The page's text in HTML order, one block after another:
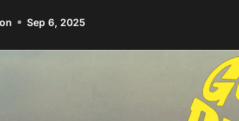
Sep 6, 2025